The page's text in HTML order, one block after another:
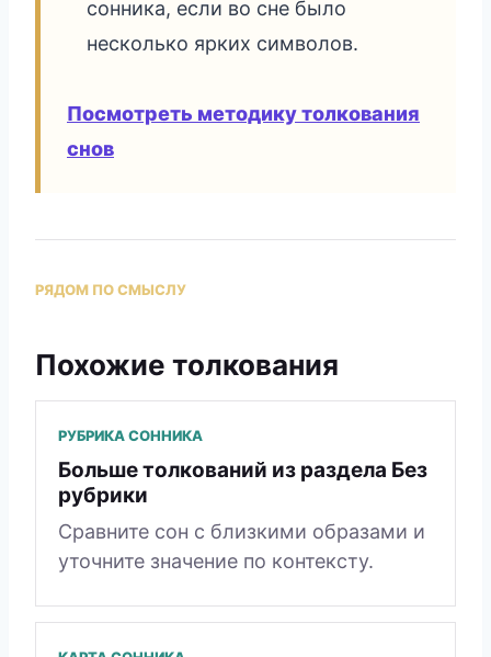
сонника, если во сне было
несколько ярких символов.
Посмотреть методику толкования
снов
РЯДОМ ПО СМЫСЛУ
Похожие толкования
РУБРИКА СОННИКА
Больше толкований из раздела Без
рубрики
Сравните сон с близкими образами и
уточните значение по контексту.